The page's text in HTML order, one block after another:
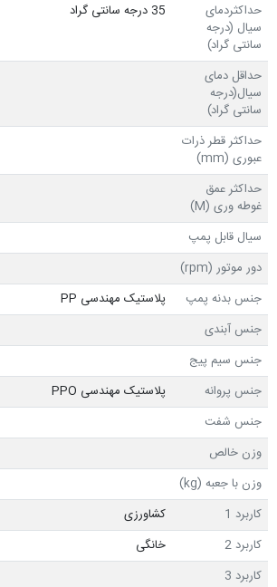
حداکثردمای
سیال (درجه
سانتی گراد)
35 درجه سانتی گراد
حداقل دمای
سیال(درجه
سانتی گراد)
حداکثر قطر ذرات
عبوری (mm)
حداکثر عمق
غوطه وری (M)
سیال قابل پمپ
دور موتور (rpm)
جنس بدنه پمپ
پلاستیک مهندسی PP
جنس آبندی
جنس سیم پیج
جنس پروانه
پلاستیک مهندسی PPO
جنس شفت
وزن خالص
وزن با جعبه (kg)
کاربرد 1
کشاورزی
کاربرد 2
خانگی
کاربرد 3